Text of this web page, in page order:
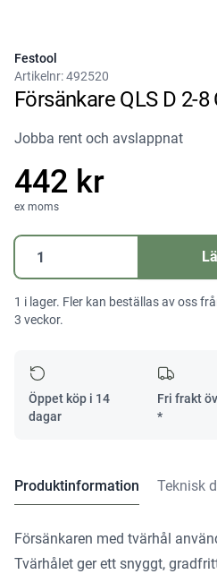
Festool
Artikelnr:492520
Försänkare QLS D 2-8
Jobba rent och avslappnat
442 kr
ex moms
Försänkare
2-
mängd
1 i lager. Fler kan beställas av oss
3 veckor.
Öppet köp i 14
dagar
Fri frakt
*
Produktinformation Teknisk
Försänkaren med tvärhål
Tvärhålet ger ett snyggt,